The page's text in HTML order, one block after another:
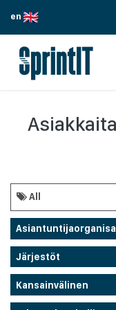
en
All
Järjestöt
Kansainvälinen